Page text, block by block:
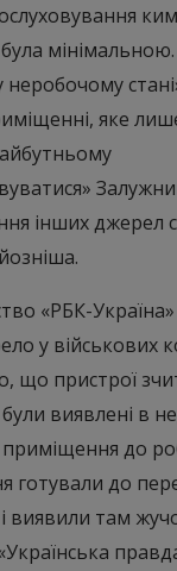
неробочому
яке
інших джерел
«РБК-
у військових
що пристрої
були виявлені в
приміщення до
готували до
виявили там